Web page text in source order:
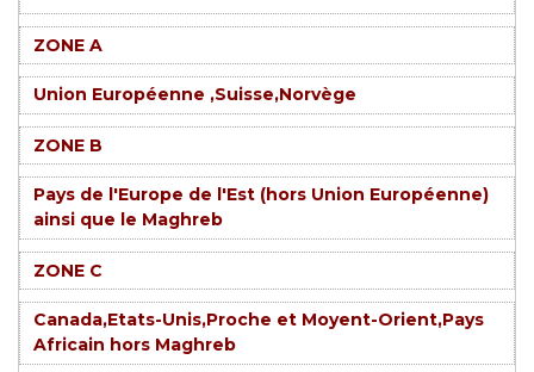
ZONE A
Union Européenne ,Suisse,Norvège
ZONE B
Pays de l'Europe de l'Est (hors Union Européenne)
ainsi que le Maghreb
ZONE C
Canada,Etats-Unis,Proche et Moyent-Orient,Pays
Africain hors Maghreb